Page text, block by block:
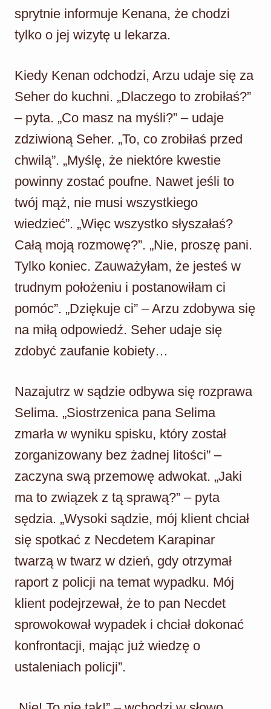
sprytnie informuje Kenana, że chodzi
tylko o jej wizytę u lekarza.
Kiedy Kenan odchodzi, Arzu udaje się za
Seher do kuchni. „Dlaczego to zrobiłaś?”
– pyta. „Co masz na myśli?” – udaje
zdziwioną Seher. „To, co zrobiłaś przed
chwilą”. „Myślę, że niektóre kwestie
powinny zostać poufne. Nawet jeśli to
twój mąż, nie musi wszystkiego
wiedzieć”. „Więc wszystko słyszałaś?
Całą moją rozmowę?”. „Nie, proszę pani.
Tylko koniec. Zauważyłam, że jesteś w
trudnym położeniu i postanowiłam ci
pomóc”. „Dziękuje ci” – Arzu zdobywa się
na miłą odpowiedź. Seher udaje się
zdobyć zaufanie kobiety…
Nazajutrz w sądzie odbywa się rozprawa
Selima. „Siostrzenica pana Selima
zmarła w wyniku spisku, który został
zorganizowany bez żadnej litości” –
zaczyna swą przemowę adwokat. „Jaki
ma to związek z tą sprawą?” – pyta
sędzia. „Wysoki sądzie, mój klient chciał
się spotkać z Necdetem Karapinar
twarzą w twarz w dzień, gdy otrzymał
raport z policji na temat wypadku. Mój
klient podejrzewał, że to pan Necdet
sprowokował wypadek i chciał dokonać
konfrontacji, mając już wiedzę o
ustaleniach policji”.